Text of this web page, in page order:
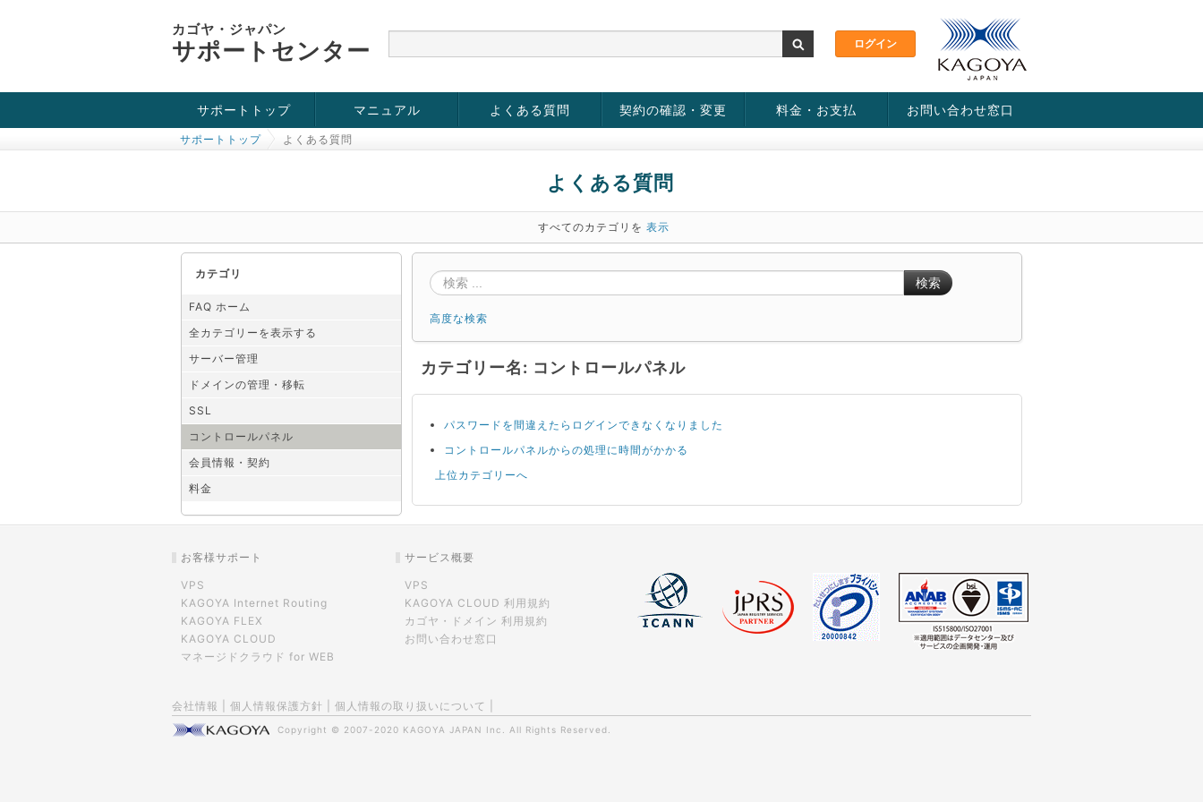
カゴヤ・ジャパン
サポートセンター
サポートトップ
お役立ち情報
チュートリアル
障害・メンテナンス情報
マニュアル よくある質問 契約の確認・変更 料金・お支払 お問い合わせ窓口
サポートトップ よくある質問
よくある質問
すべてのカテゴリを 表示
カテゴリ
FAQ ホーム
全カテゴリーを表示する
サーバー管理
ドメインの管理・移転
SSL
コントロールパネル
会員情報・契約
料金
検索
高度な検索
カテゴリー名: コントロールパネル
パスワードを間違えたらログインできなくなりました
コントロールパネルからの処理に時間がかかる
上位カテゴリーへ
お客様サポート
VPS
KAGOYA Internet Routing
KAGOYA FLEX
KAGOYA CLOUD
マネージドクラウド for WEB
サービス概要
VPS
KAGOYA CLOUD 利用規約
カゴヤ・ドメイン 利用規約
お問い合わせ窓口
会社情報 個人情報保護方針 個人情報の取り扱いについて
Copyright © 2007-2020 KAGOYA JAPAN Inc. All Rights Reserved.